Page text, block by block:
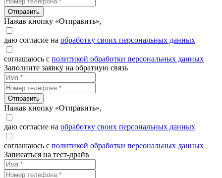
Отправить
Нажав кнопку «Отправить»,
даю согласие на обработку своих персональных данных
соглашаюсь с политикой обработки персональных данных
Заполните заявку на обратную связь
Отправить
Нажав кнопку «Отправить»,
даю согласие на обработку своих персональных данных
соглашаюсь с политикой обработки персональных данных
Записаться на тест-драйв